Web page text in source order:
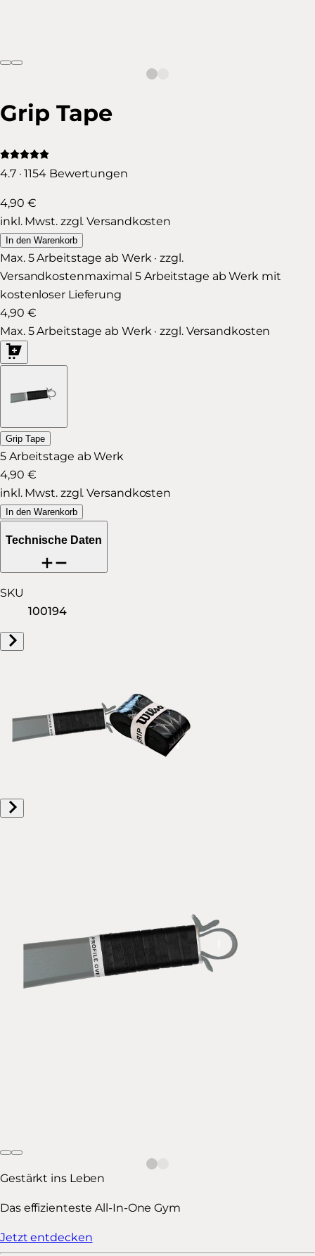
Grip Tape
4.7 · 1154 Bewertungen
4,90 €
inkl. Mwst. zzgl. Versandkosten
In den Warenkorb
Max. 5 Arbeitstage ab Werk · zzgl.
Versandkostenmaximal 5 Arbeitstage ab Werk mit
kostenloser Lieferung
4,90 €
Max. 5 Arbeitstage ab Werk · zzgl. Versandkosten
Grip Tape
5 Arbeitstage ab Werk
4,90 €
inkl. Mwst. zzgl. Versandkosten
In den Warenkorb
Technische Daten
SKU
100194
Gestärkt ins Leben
Das effizienteste All-In-One Gym
Jetzt entdecken